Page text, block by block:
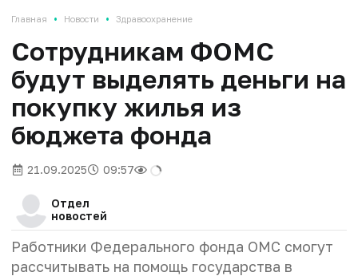
Главная • Новости • Здравоохранение
Сотрудникам ФОМС
будут выделять деньги на
покупку жилья из
бюджета фонда
21.09.2025 09:57
Отдел
новостей
Работники Федерального фонда ОМС смогут
рассчитывать на помощь государства в